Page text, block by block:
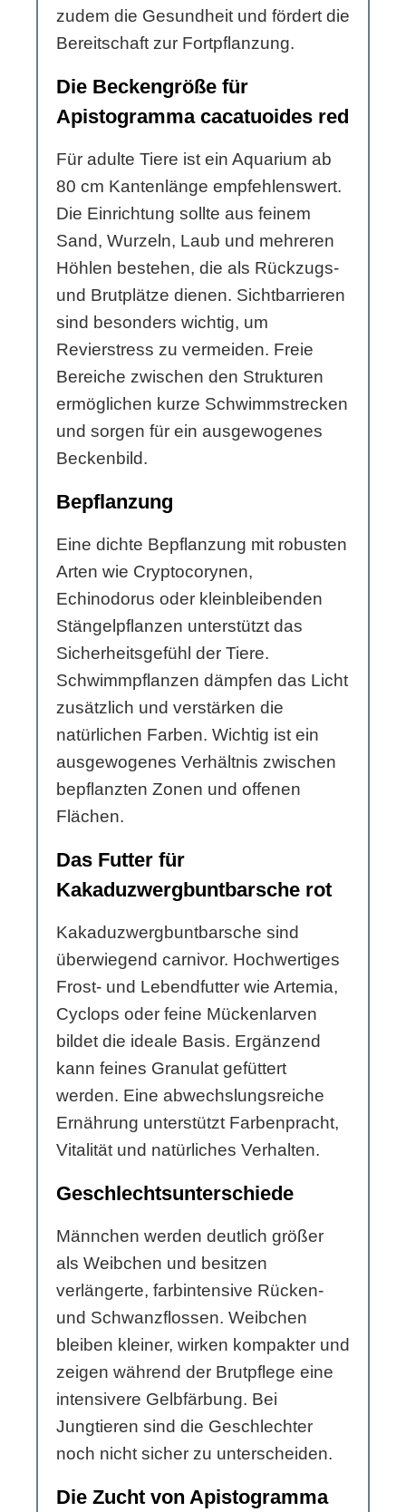
zudem die Gesundheit und fördert die
Bereitschaft zur Fortpflanzung.
Die Beckengröße für
Apistogramma cacatuoides red
Für adulte Tiere ist ein Aquarium ab
80 cm Kantenlänge empfehlenswert.
Die Einrichtung sollte aus feinem
Sand, Wurzeln, Laub und mehreren
Höhlen bestehen, die als Rückzugs-
und Brutplätze dienen. Sichtbarrieren
sind besonders wichtig, um
Revierstress zu vermeiden. Freie
Bereiche zwischen den Strukturen
ermöglichen kurze Schwimmstrecken
und sorgen für ein ausgewogenes
Beckenbild.
Bepflanzung
Eine dichte Bepflanzung mit robusten
Arten wie Cryptocorynen,
Echinodorus oder kleinbleibenden
Stängelpflanzen unterstützt das
Sicherheitsgefühl der Tiere.
Schwimmpflanzen dämpfen das Licht
zusätzlich und verstärken die
natürlichen Farben. Wichtig ist ein
ausgewogenes Verhältnis zwischen
bepflanzten Zonen und offenen
Flächen.
Das Futter für
Kakaduzwergbuntbarsche rot
Kakaduzwergbuntbarsche sind
überwiegend carnivor. Hochwertiges
Frost- und Lebendfutter wie Artemia,
Cyclops oder feine Mückenlarven
bildet die ideale Basis. Ergänzend
kann feines Granulat gefüttert
werden. Eine abwechslungsreiche
Ernährung unterstützt Farbenpracht,
Vitalität und natürliches Verhalten.
Geschlechtsunterschiede
Männchen werden deutlich größer
als Weibchen und besitzen
verlängerte, farbintensive Rücken-
und Schwanzflossen. Weibchen
bleiben kleiner, wirken kompakter und
zeigen während der Brutpflege eine
intensivere Gelbfärbung. Bei
Jungtieren sind die Geschlechter
noch nicht sicher zu unterscheiden.
Die Zucht von Apistogramma